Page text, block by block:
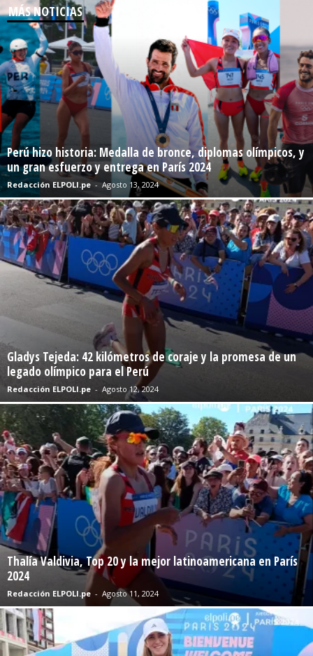
MÁS NOTICIAS
Perú hizo historia: Medalla de bronce, diplomas olímpicos, y
un gran esfuerzo y entrega en París 2024
Redacción ELPOLI.pe - Agosto 13, 2024
Gladys Tejeda: 42 kilómetros de coraje y la promesa de un
legado olímpico para el Perú
Redacción ELPOLI.pe - Agosto 12, 2024
Thalía Valdivia, Top 20 y la mejor latinoamericana en París
2024
Redacción ELPOLI.pe - Agosto 11, 2024